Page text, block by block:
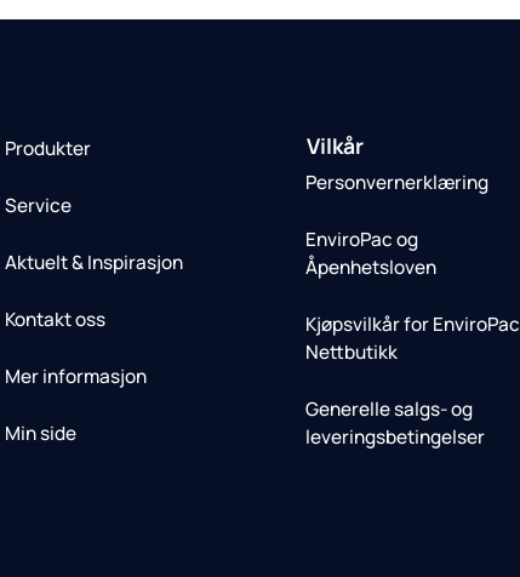
Produkter
Service
Aktuelt & Inspirasjon
Kontakt oss
Mer informasjon
Min side
Vilkår
Personvernerklæring
EnviroPac og
Åpenhetsloven
Kjøpsvilkår for EnviroPac
Nettbutikk
Generelle salgs- og
leveringsbetingelser